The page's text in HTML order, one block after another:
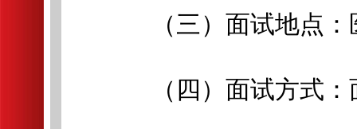
（三）面试地点：
（四）面试方式：